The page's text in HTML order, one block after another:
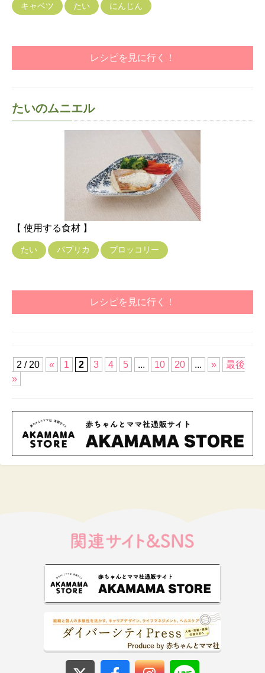
キャベツ たい にんじん
レシピを見に行く！
たいのムニエル
【 使用する食材 】
たい パプリカ ブロッコリー
レシピを見に行く！
2 / 20 « 1 2 3 4 5 ... 10 20 ... »
最後
»